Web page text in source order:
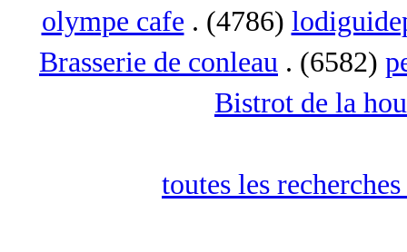
olympe cafe . (4786)
Brasserie de conleau . (6582)
Bistrot de la
toutes les